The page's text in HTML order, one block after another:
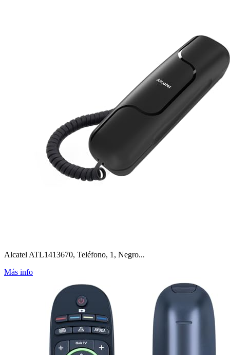
Alcatel ATL1413670, Teléfono, 1, Negro...
Más info